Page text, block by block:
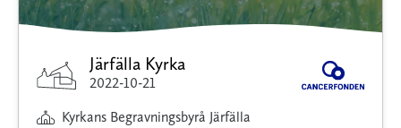
Järfälla Kyrka
2022-10-21
Kyrkans Begravningsbyrå Järfälla